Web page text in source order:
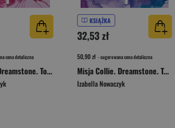
cena detaliczna
Misja Nolie. Dreamstone. Tom 2
KSIĄŻKA
32,53 zł
50,90 zł - sugerowana cena detaliczna
Misja Collie. Dreamstone. Tom 1
Izabella Nowaczyk